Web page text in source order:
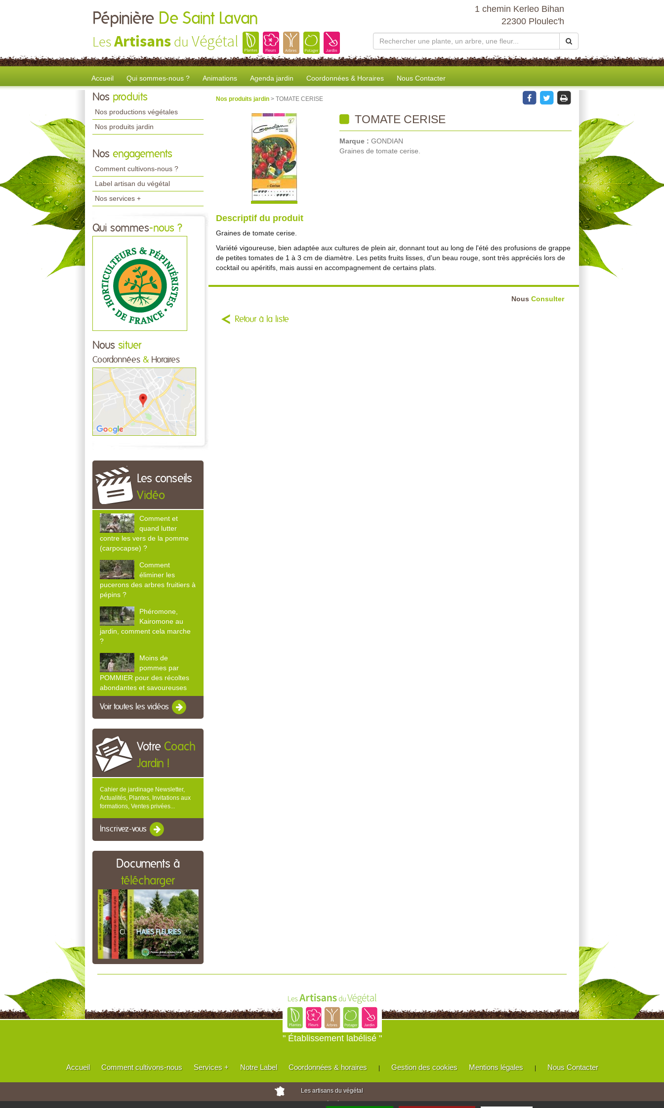
Pépinière De Saint Lavan
LesArtisans du Végétal
1 chemin Kerleo Bihan
22300 Ploulec'h
Accueil Qui sommes-nous ? Animations Agenda jardin Coordonnées & Horaires Nous Contacter
Nos produits
Nos productions végétales
Nos produits jardin
Nos engagements
Comment cultivons-nous ?
Label artisan du végétal
Nos services +
Qui sommes-nous ?
Nous situer
Coordonnées & Horaires
Les conseils
Vidéo
Comment et
quand lutter
contre les vers de la pomme
(carpocapse) ?
Comment
éliminer les
pucerons des arbres fruitiers à
pépins ?
Phéromone,
Kairomone au
jardin, comment cela marche
?
Moins de
pommes par
POMMIER pour des récoltes
abondantes et savoureuses
Voir toutes les vidéos
Votre Coach
Jardin !
Cahier de jardinage Newsletter,
Actualités, Plantes, Invitations aux
formations, Ventes privées...
Inscrivez-vous
Documents à
télécharger
Nos produits jardin > TOMATE CERISE
TOMATE CERISE
Marque : GONDIAN
Graines de tomate cerise.
Descriptif du produit
Graines de tomate cerise.
Variété vigoureuse, bien adaptée aux cultures de plein air, donnant tout au long de l'été des profusions de grappe
de petites tomates de 1 à 3 cm de diamètre. Les petits fruits lisses, d'un beau rouge, sont très appréciés lors de
cocktail ou apéritifs, mais aussi en accompagnement de certains plats.
Nous Consulter
Retour à la liste
" Établissement labélisé "
Accueil Comment cultivons-nous Services + Notre Label Coordonnées & horaires | Gestion des cookies Mentions légales | Nous Contacter
Les artisans du végétal
Horticulteurs et pépinièristes de France